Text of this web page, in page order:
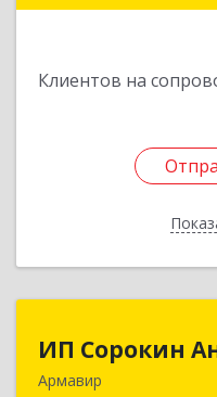
Клиентов на
ИП Сорокин
Армавир
ИП Сорокин